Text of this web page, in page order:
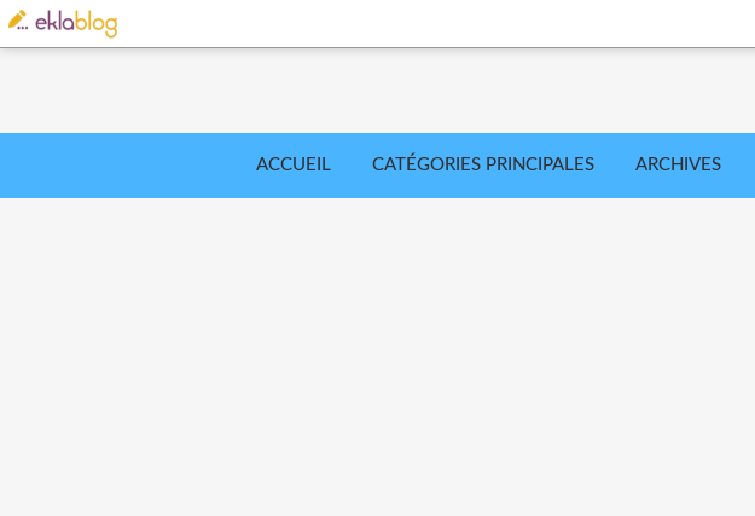
ACCUEIL CATÉGORIES PRINCIPALES ARCHIVES